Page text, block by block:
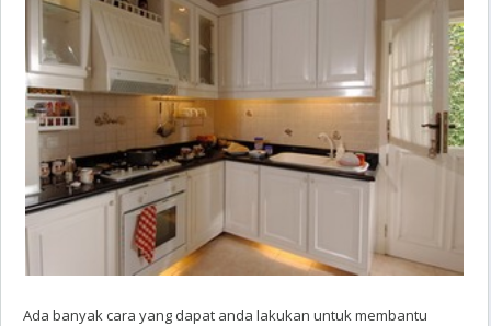
Ada banyak cara yang dapat anda lakukan untuk membantu